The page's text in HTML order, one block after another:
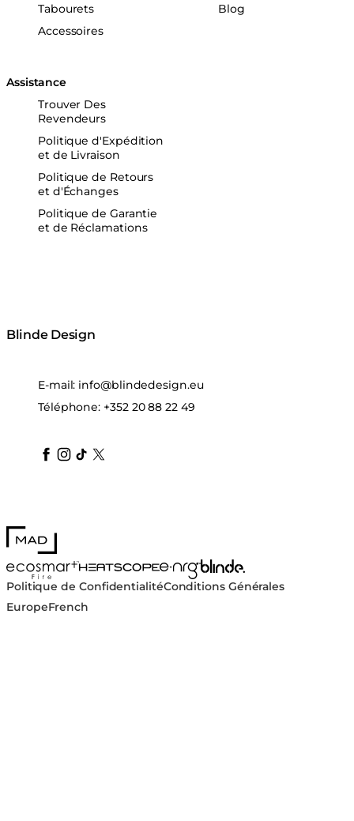
Tabourets
Accessoires
Blog
Assistance
Trouver Des
Revendeurs
Politique d'Expédition
et de Livraison
Politique de Retours
et d'Échanges
Politique de Garantie
et de Réclamations
Blinde Design
E-mail: info@blindedesign.eu
Téléphone: +352 20 88 22 49
blindedesign
blindedesign
blindedesign
blinde-design
blindedesign
MAD Design
EcoSmart FireHEATSCOPE® Heaters
e-NRG Bioethanol
Blinde Design
Politique de ConfidentialitéConditions Générales
EuropeFrench